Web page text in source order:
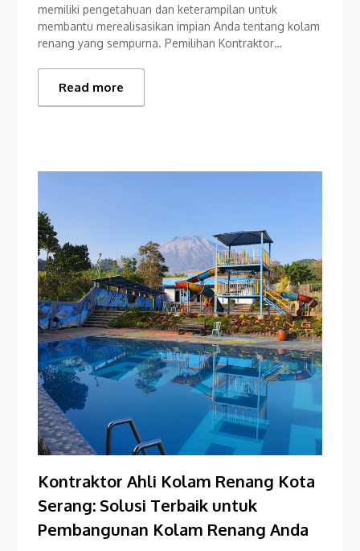
memiliki pengetahuan dan keterampilan untuk
membantu merealisasikan impian Anda tentang kolam
renang yang sempurna. Pemilihan Kontraktor…
Read more
Kontraktor Ahli Kolam Renang Kota
Serang: Solusi Terbaik untuk
Pembangunan Kolam Renang Anda